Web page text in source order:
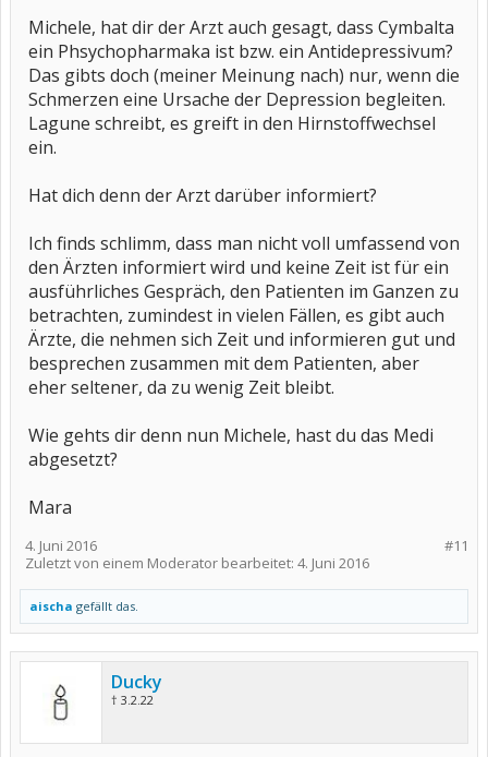
Michele, hat dir der Arzt auch gesagt, dass Cymbalta
ein Phsychopharmaka ist bzw. ein Antidepressivum?
Das gibts doch (meiner Meinung nach) nur, wenn die
Schmerzen eine Ursache der Depression begleiten.
Lagune schreibt, es greift in den Hirnstoffwechsel
ein.
Hat dich denn der Arzt darüber informiert?
Ich finds schlimm, dass man nicht voll umfassend von
den Ärzten informiert wird und keine Zeit ist für ein
ausführliches Gespräch, den Patienten im Ganzen zu
betrachten, zumindest in vielen Fällen, es gibt auch
Ärzte, die nehmen sich Zeit und informieren gut und
besprechen zusammen mit dem Patienten, aber
eher seltener, da zu wenig Zeit bleibt.
Wie gehts dir denn nun Michele, hast du das Medi
abgesetzt?
Mara
#11
4. Juni 2016
Zuletzt von einem Moderator bearbeitet: 4. Juni 2016
aischa gefällt das.
Ducky
† 3.2.22